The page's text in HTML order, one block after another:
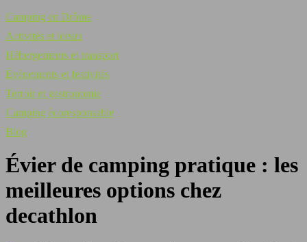
Camping en Drôme
Activités et loisirs
Hébergements et transport
Événements et festivités
Terroir et gastronomie
Camping écoresponsable
Blog
Évier de camping pratique : les
meilleures options chez
decathlon